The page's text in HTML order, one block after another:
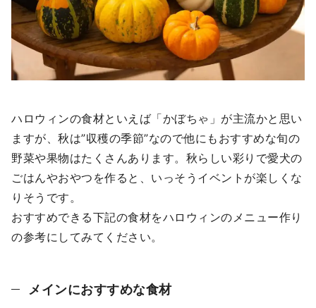
ハロウィンの食材といえば「かぼちゃ」が主流かと思い
ますが、秋は”収穫の季節”なので他にもおすすめな旬の
野菜や果物はたくさんあります。秋らしい彩りで愛犬の
ごはんやおやつを作ると、いっそうイベントが楽しくな
りそうです。
おすすめできる下記の食材をハロウィンのメニュー作り
の参考にしてみてください。
メインにおすすめな食材